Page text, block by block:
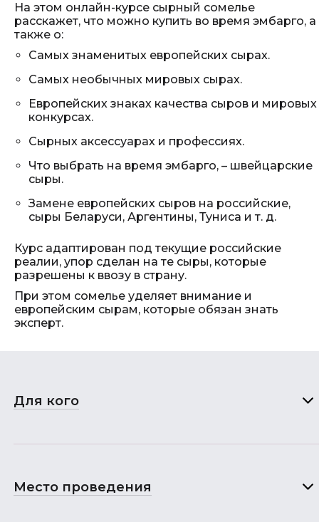
На этом онлайн-курсе сырный сомелье
расскажет, что можно купить во время эмбарго, а
также о:
Самых знаменитых европейских сырах.
Самых необычных мировых сырах.
Европейских знаках качества сыров и мировых
конкурсах.
Сырных аксессуарах и профессиях.
Что выбрать на время эмбарго, – швейцарские
сыры.
Замене европейских сыров на российские,
сыры Беларуси, Аргентины, Туниса и т. д.
Курс адаптирован под текущие российские
реалии, упор сделан на те сыры, которые
разрешены к ввозу в страну.
При этом сомелье уделяет внимание и
европейским сырам, которые обязан знать
эксперт.
Для кого
Место проведения